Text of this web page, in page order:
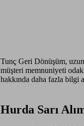
Tunç Geri Dönüşüm,
müşteri memnuniyeti
hakkında daha fazla bilgi
Hurda Sarı